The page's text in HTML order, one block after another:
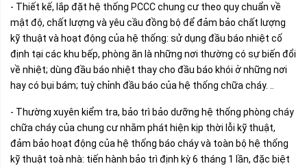
- Thiết kế, lắp đặt hệ thống PCCC chung cư theo quy chuẩn về
mật độ, chất lượng và yêu cầu đồng bộ để đảm bảo chất lượng
kỹ thuật và hoạt động của hệ thống: sử dụng đầu báo nhiệt cố
định tại các khu bếp, phòng ăn là những nơi thường có sự biến đổi
về nhiệt; dùng đầu báo nhiệt thay cho đầu báo khói ở những nơi
hay có bụi bám; tuỳ chỉnh đầu báo của hệ thống chữa cháy. ..
- Thường xuyên kiểm tra, bảo trì bảo dưỡng hệ thống phòng cháy
chữa cháy của chung cư nhằm phát hiện kịp thời lỗi kỹ thuật,
đảm bảo hoạt động của hệ thống báo cháy và toàn bộ hệ thống
kỹ thuật toà nhà: tiến hành bảo trì định kỳ 6 tháng 1 lần, đặc biệt